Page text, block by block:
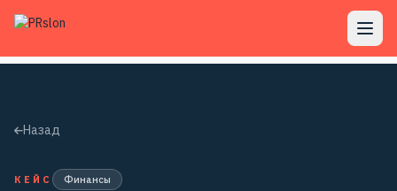
Назад
КЕЙС Финансы